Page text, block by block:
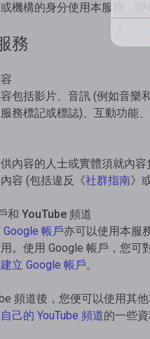
機構的身分使用本服務，
務
包括影片、音訊 (例如音樂
務標記或標誌)、互動功能
內容的人士或實體須就內
容 (包括違反《社群指南》
和 YouTube 頻道
Google 帳戶亦可以使用本服
。使用 Google 帳戶，您可
建立 Google 帳戶。
頻道後，您便可以使用其
己的 YouTube 頻道的一些資